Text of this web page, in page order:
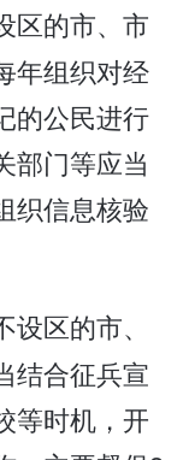
区的市、市
年组织对经
的公民进行
部门等应当
织信息核验
区的市、
结合征兵宣
等时机，开